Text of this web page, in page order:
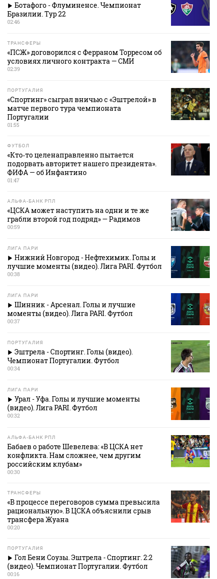
Ботафого - Флуминенсе. Чемпионат
Бразилии. Тур 22
02:46
ТРАНСФЕРЫ
«ПСЖ» договорился с Ферраном Торресом об
условиях личного контракта — СМИ
02:39
ПОРТУГАЛИЯ
«Спортинг» сыграл вничью с «Эштрелой» в
матче первого тура чемпионата
Португалии
01:55
ФУТБОЛ
«Кто‑то целенаправленно пытается
подорвать авторитет нашего президента».
ФИФА — об Инфантино
01:47
АЛЬФА-БАНК РПЛ
«ЦСКА может наступить на одни и те же
грабли второй год подряд» — Радимов
00:59
ЛИГА ПАРИ
Нижний Новгород - Нефтехимик. Голы и
лучшие моменты (видео). Лига PARI. Футбол
00:38
ЛИГА ПАРИ
Шинник - Арсенал. Голы и лучшие
моменты (видео). Лига PARI. Футбол
00:37
ПОРТУГАЛИЯ
Эштрела - Спортинг. Голы (видео).
Чемпионат Португалии. Футбол
00:34
ЛИГА ПАРИ
Урал - Уфа. Голы и лучшие моменты
(видео). Лига PARI. Футбол
00:32
АЛЬФА-БАНК РПЛ
Бабаев о работе Шевелева: «В ЦСКА нет
конфликта. Нам сложнее, чем другим
российским клубам»
00:30
ТРАНСФЕРЫ
«В процессе переговоров сумма превысила
рациональную». В ЦСКА объяснили срыв
трансфера Жуана
00:20
ПОРТУГАЛИЯ
Гол Бени Соузы. Эштрела - Спортинг. 2:2
(видео). Чемпионат Португалии. Футбол
00:16